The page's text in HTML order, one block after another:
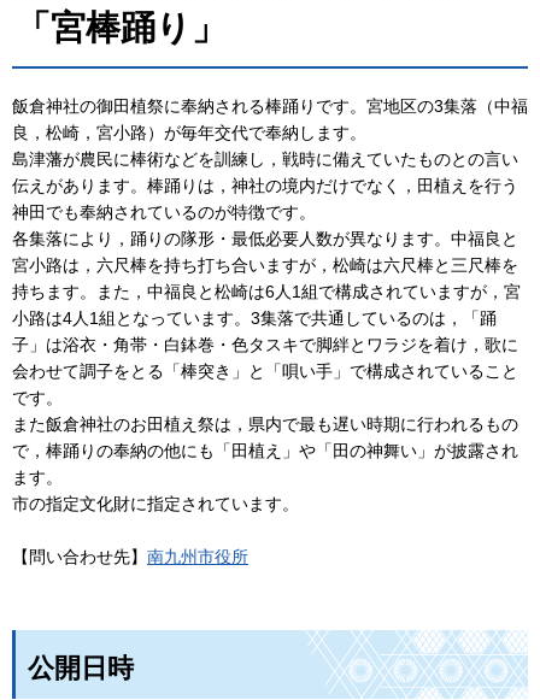
「宮棒踊り」
飯倉神社の御田植祭に奉納される棒踊りです。宮地区の3集落（中福
良，松崎，宮小路）が毎年交代で奉納します。
島津藩が農民に棒術などを訓練し，戦時に備えていたものとの言い
伝えがあります。棒踊りは，神社の境内だけでなく，田植えを行う
神田でも奉納されているのが特徴です。
各集落により，踊りの隊形・最低必要人数が異なります。中福良と
宮小路は，六尺棒を持ち打ち合いますが，松崎は六尺棒と三尺棒を
持ちます。また，中福良と松崎は6人1組で構成されていますが，宮
小路は4人1組となっています。3集落で共通しているのは，「踊
子」は浴衣・角帯・白鉢巻・色タスキで脚絆とワラジを着け，歌に
会わせて調子をとる「棒突き」と「唄い手」で構成されていること
です。
また飯倉神社のお田植え祭は，県内で最も遅い時期に行われるもの
で，棒踊りの奉納の他にも「田植え」や「田の神舞い」が披露され
ます。
市の指定文化財に指定されています。
【問い合わせ先】 南九州市役所
公開日時